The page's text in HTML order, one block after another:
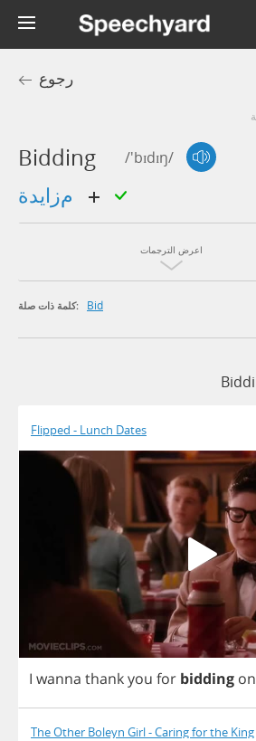
رجوع
Bidding /'bɪdɪŋ/
اعرض الترجمات
كلمة ذات صلة: Bid
Flipped - Lunch Dates
I wanna thankyou for bidding on
The Other Boleyn Girl - Caring for the King